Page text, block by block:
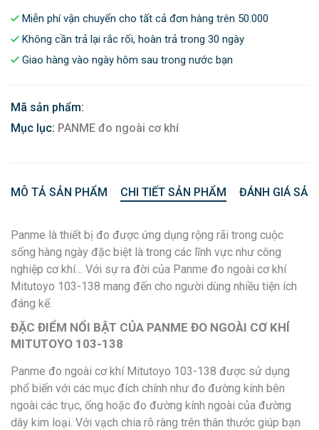
Miễn phí vận chuyển cho tất cả đơn hàng trên 50.000
Không cần trả lại rắc rối, hoàn trả trong 30 ngày
Giao hàng vào ngày hôm sau trong nước bạn
Mã sản phẩm:
Mục lục: PANME đo ngoài cơ khí
MÔ TẢ SẢN PHẨM CHI TIẾT SẢN PHẨM ĐÁNH GIÁ
Panme là thiết bị đo được ứng dụng rộng rãi trong cuộc
sống hàng ngày đặc biệt là trong các lĩnh vực như công
nghiệp cơ khí… Với sự ra đời của Panme đo ngoài cơ khí
Mitutoyo 103-138 mang đến cho người dùng nhiều tiện ích
đáng kể.
ĐẶC ĐIỂM NỔI BẬT CỦA PANME ĐO NGOÀI CƠ KHÍ
MITUTOYO 103-138
Panme đo ngoài cơ khí Mitutoyo 103-138 được sử dụng
phổ biến với các mục đích chính như đo đường kính bên
ngoài các trục, ống hoặc đo đường kính ngoài của đường
dây kim loại. Với vạch chia rõ ràng trên thân thước giúp bạn